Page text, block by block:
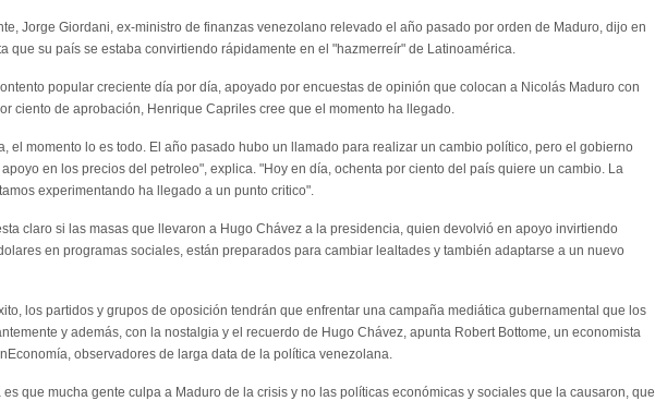
Jorge Giordani, ex-ministro de finanzas venezolano relevado el año pasado por orden de Maduro, dijo en
que su país se estaba convirtiendo rápidamente en el "hazmerreír" de Latinoamérica.
popular creciente día por día, apoyado por encuestas de opinión que colocan a Nicolás Maduro con
ciento de aprobación, Henrique Capriles cree que el momento ha llegado.
el momento lo es todo. El año pasado hubo un llamado para realizar un cambio político, pero el gobierno
en los precios del petroleo", explica. "Hoy en día, ochenta por ciento del país quiere un cambio. La
experimentando ha llegado a un punto critico".
claro si las masas que llevaron a Hugo Chávez a la presidencia, quien devolvió en apoyo invirtiendo
en programas sociales, están preparados para cambiar lealtades y también adaptarse a un nuevo
los partidos y grupos de oposición tendrán que enfrentar una campaña mediática gubernamental que los
y además, con la nostalgia y el recuerdo de Hugo Chávez, apunta Robert Bottome, un economista
observadores de larga data de la política venezolana.
es que mucha gente culpa a Maduro de la crisis y no las políticas económicas y sociales que la causaron, que